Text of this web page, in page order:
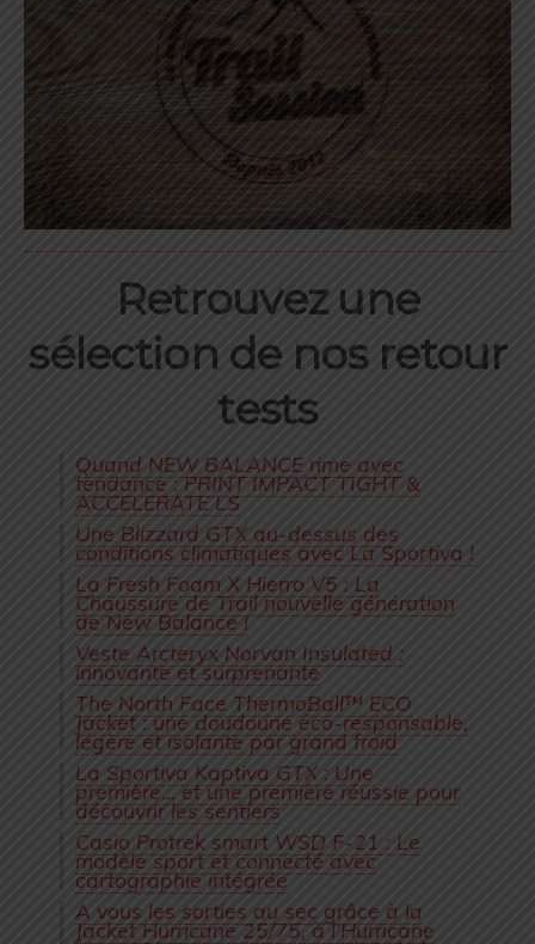
Retrouvez une
sélection de nos retour
tests
Quand NEW BALANCE rime avec
tendance : PRINT IMPACT TIGHT &
ACCELERATE LS
Une Blizzard GTX au-dessus des
conditions climatiques avec La Sportiva !
La Fresh Foam X Hierro V5 : La
Chaussure de Trail nouvelle génération
de New Balance !
Veste Arcteryx Norvan Insulated :
innovante et surprenante
The North Face ThermoBall™ ECO
Jacket : une doudoune éco-responsable,
légère et isolante par grand froid
La Sportiva Kaptiva GTX : Une
première… et une première réussie pour
découvrir les sentiers
Casio Protrek smart WSD F-21 : Le
modèle sport et connecté avec
cartographie intégrée
A vous les sorties au sec grâce à la
Jacket Hurricane 25/75, à l’Hurricane